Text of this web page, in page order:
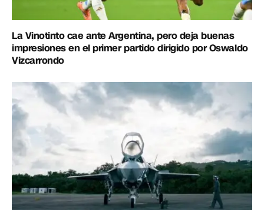
La Vinotinto cae ante Argentina, pero deja buenas
impresiones en el primer partido dirigido por Oswaldo
Vizcarrondo